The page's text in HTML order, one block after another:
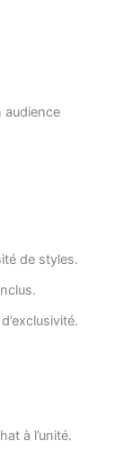
audience
de styles.
à l’unité.